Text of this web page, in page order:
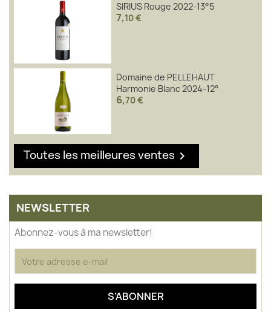
SIRIUS Rouge 2022-13°5
7,10 €
Domaine de PELLEHAUT
Harmonie Blanc 2024-12°
6,70 €
Toutes les meilleures ventes 
NEWSLETTER
Abonnez-vous à ma newsletter!